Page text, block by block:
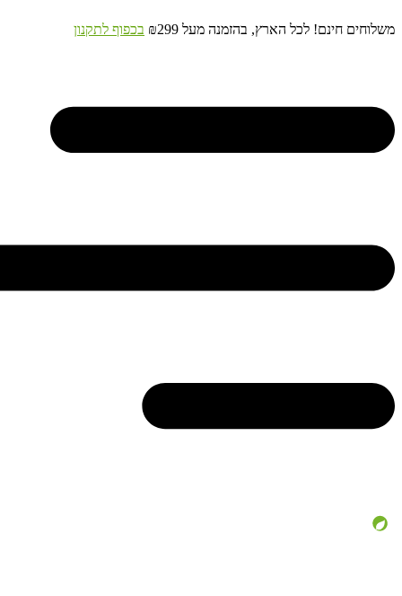
לתוכן
משלוחים חינם! לכל הארץ, בהזמנה מעל ₪299 בכפוף לתקנון